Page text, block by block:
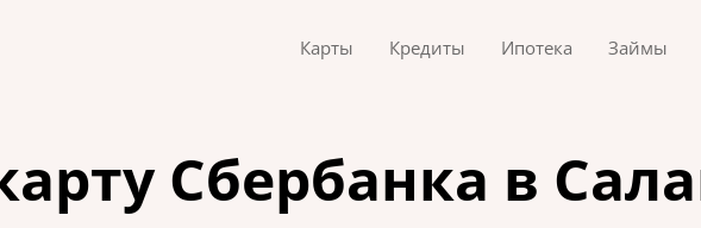
Карты Кредиты Ипотека Займы
Сбербанка в